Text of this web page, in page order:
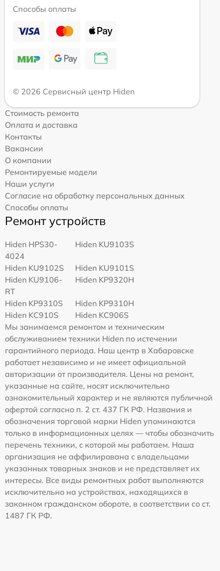
Способы оплаты
© 2026 Сервисный центр Hiden
Стоимость ремонта
Оплата и доставка
Контакты
Вакансии
О компании
Ремонтируемые модели
Наши услуги
Согласие на обработку персональных данных
Способы оплаты
Ремонт устройств
Hiden HPS30-
4024
Hiden KU9103S
Hiden KU9102S
Hiden KU9101S
Hiden KU9106-
RT
Hiden KP9320H
Hiden KP9310S
Hiden KP9310H
Hiden KC910S
Hiden KC906S
Мы занимаемся ремонтом и техническим
обслуживанием техники Hiden по истечении
гарантийного периода. Наш центр в Хабаровске
работает независимо и не имеет официальной
авторизации от производителя. Цены на ремонт,
указанные на сайте, носят исключительно
ознакомительный характер и не являются публичной
офертой согласно п. 2 ст. 437 ГК РФ. Названия и
обозначения торговой марки Hiden упоминаются
только в информационных целях — чтобы обозначить
перечень техники, с которой мы работаем. Наша
организация не аффилирована с владельцами
указанных товарных знаков и не представляет их
интересы. Все виды ремонтных работ выполняются
исключительно на устройствах, находящихся в
законном гражданском обороте, в соответствии со ст.
1487 ГК РФ.